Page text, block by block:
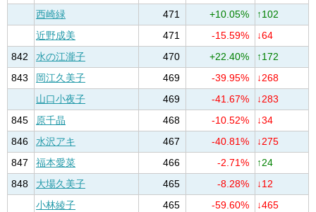
西崎緑
471 +10.05%
↑102
近野成美
471 -15.59%
↓64
842
水の江瀧子 470 +22.40%
↑172
843
岡江久美子 469 -39.95%
↓268
山口小夜子
469 -41.67%
↓283
845
原千晶 468 -10.52%
↓34
846
水沢アキ 467 -40.81%
↓275
847
福本愛菜 466 -2.71%
↑24
848
大場久美子 465 -8.28%
↓12
小林綾子
465 -59.60%
↓465